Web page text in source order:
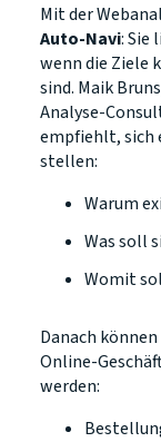
Mit der
Auto-Navi: Sie
wenn die Ziele
sind. Maik
Analyse-
empfiehlt, sich
stellen:
Warum
Was soll
Womit
Danach
Online-
werden: